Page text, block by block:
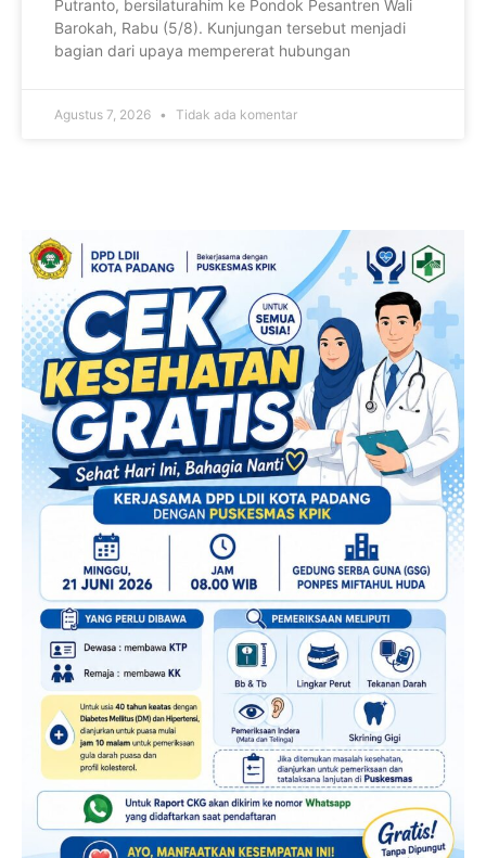
Putranto, bersilaturahim ke Pondok Pesantren Wali
Barokah, Rabu (5/8). Kunjungan tersebut menjadi
bagian dari upaya mempererat hubungan
Agustus 7, 2026 Tidak ada komentar